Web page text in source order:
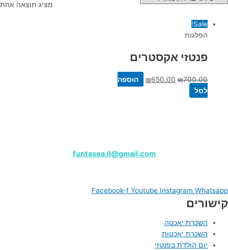
מציג תוצאה אחת
Sale!
הפלגות
פנטזי אקסטרים
₪700.00
₪650.00
הוספה
לסל
funtasea.il@gmail.com
Facebook-f Youtube Instagram Whatsapp
קישורים
השכרת יאכטה
השכרת יאכטות
יום הולדת בפנטזי